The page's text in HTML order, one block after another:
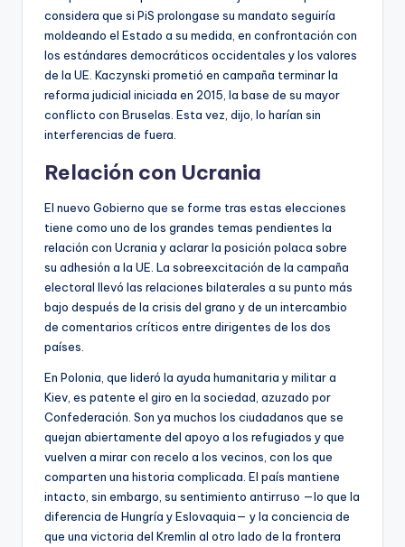
considera que si PiS prolongase su mandato seguiría
moldeando el Estado a su medida, en confrontación con
los estándares democráticos occidentales y los valores
de la UE. Kaczynski prometió en campaña terminar la
reforma judicial iniciada en 2015, la base de su mayor
conflicto con Bruselas. Esta vez, dijo, lo harían sin
interferencias de fuera.
Relación con Ucrania
El nuevo Gobierno que se forme tras estas elecciones
tiene como uno de los grandes temas pendientes la
relación con Ucrania y aclarar la posición polaca sobre
su adhesión a la UE. La sobreexcitación de la campaña
electoral llevó las relaciones bilaterales a su punto más
bajo después de la crisis del grano y de un intercambio
de comentarios críticos entre dirigentes de los dos
países.
En Polonia, que lideró la ayuda humanitaria y militar a
Kiev, es patente el giro en la sociedad, azuzado por
Confederación. Son ya muchos los ciudadanos que se
quejan abiertamente del apoyo a los refugiados y que
vuelven a mirar con recelo a los vecinos, con los que
comparten una historia complicada. El país mantiene
intacto, sin embargo, su sentimiento antirruso —lo que la
diferencia de Hungría y Eslovaquia— y la conciencia de
que una victoria del Kremlin al otro lado de la frontera